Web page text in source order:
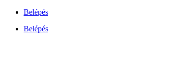
Ugrás
tartalomhoz
Belépés
Belépés